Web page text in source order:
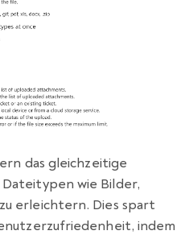
das gleichzeitige
wie Bilder,
erleichtern. Dies spart
indem